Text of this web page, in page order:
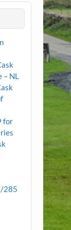
– NL
for
285